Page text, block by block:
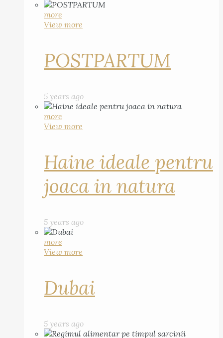
more
View more
POSTPARTUM
5 years ago
more
View more
Haine ideale pentru
joaca in natura
5 years ago
more
View more
Dubai
5 years ago